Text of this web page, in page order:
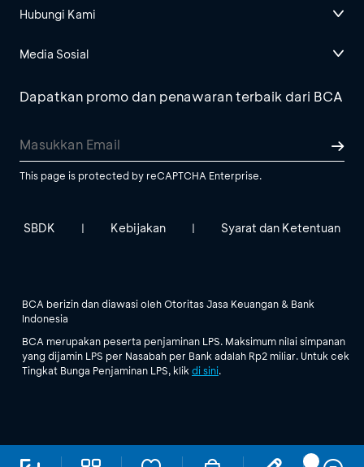
Hubungi Kami
Media Sosial
Dapatkan promo dan penawaran terbaik dari BCA
This page is protected by reCAPTCHA Enterprise.
SBDK | Kebijakan | Syarat dan Ketentuan
BCA berizin dan diawasi oleh Otoritas Jasa Keuangan & Bank
Indonesia
BCA merupakan peserta penjaminan LPS. Maksimum nilai simpanan
yang dijamin LPS per Nasabah per Bank adalah Rp2 miliar. Untuk cek
Tingkat Bunga Penjaminan LPS, klik di sini.